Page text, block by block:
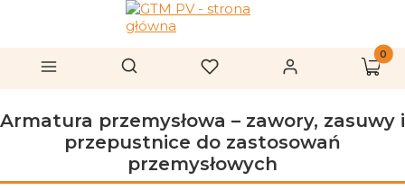
Menu Otwórz wyszukiwarkę
Szukaj Ulubione Zaloguj się
Armatura przemysłowa – zawory, zasuwy i
przepustnice do zastosowań
przemysłowych